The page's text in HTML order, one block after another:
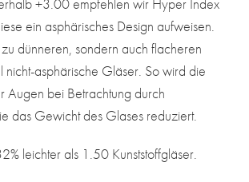
+3.00 empfehlen wir Hyper Index
ein asphärisches Design aufweisen.
zu dünneren, sondern auch flacheren
nicht-asphärische Gläser. So wird die
Augen bei Betrachtung durch
das Gewicht des Glases reduziert.
leichter als 1.50 Kunststoffgläser.